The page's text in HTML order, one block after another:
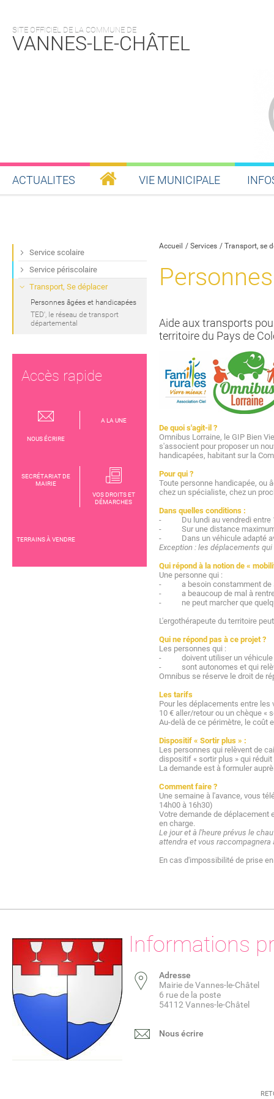
SITE OFFICIEL DE LA COMMUNE DE
VANNES-LE-CHÂTEL
ACTUALITES VIE MUNICIPALE
Accueil Services Transport, se
Aide aux transports
territoire du Pays de
De quoi s'agit-il ?
Omnibus Lorraine, le GIP Bien
s'associent pour proposer un
handicapées, habitant sur la
Pour qui ?
Toute personne handicapée, ou
chez un spécialiste, chez un
Dans quelles conditions :
- Du lundi au vendredi entre
- Sur une distance maximum
- Dans un véhicule adapté
Exception : les déplacements
Qui répond à la notion de «
Une personne qui :
- a besoin constamment de
- a beaucoup de mal à rentrer
- ne peut marcher que
L'ergothérapeute du territoire
Qui ne répond pas à ce projet ?
Les personnes qui :
- doivent utiliser un véhicule
- sont autonomes et qui
Omnibus se réserve le droit de
Les tarifs
Pour les déplacements entre les
10 € aller/retour ou un chèque «
Au-delà de ce périmètre, le coût
Dispositif « Sortir plus » :
Les personnes qui relèvent de
dispositif « sortir plus » qui
La demande est à formuler
Comment faire ?
Une semaine à l'avance, vous
14h00 à 16h30)
Votre demande de déplacement
en charge.
Le jour et à l'heure prévus le
attendra et vous raccompagnera
En cas d'impossibilité de prise
Service scolaire
Service périscolaire
Transport, Se déplacer
Personnes âgées et handicapées
TED', le réseau de transport
départemental
Accès rapide
NOUS ÉCRIRE
A LA UNE
SECRÉTARIAT DE
MAIRIE
VOS DROITS ET
DÉMARCHES
TERRAINS À VENDRE
Informations
Adresse
Mairie de Vannes-le-Châtel
6 rue de la poste
54112 Vannes-le-Châtel
Nous écrire